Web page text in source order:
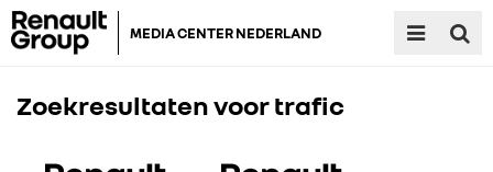
MEDIA CENTER NEDERLAND
Zoekresultaten voortrafic